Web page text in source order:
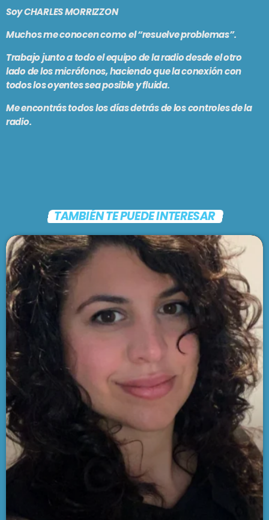
MALLORCA
PODCASTS
TIENDA
EN VIVO AHORA!
60s to 90s
EL TOCADISCOS
9:00 am - 12:00 pm
SE VIENE . . .
PASADO LIVE
12:00 pm - 2:00 pm
2:00 pm - 5:00 pm
Soy CHARLES MORRIZZON
Muchos me conocen como el “resuelve problemas”.
Trabajo junto a todo el equipo de la radio desde el otro
lado de los micrófonos, haciendo que la conexión con
todos los oyentes sea posible y fluida.
Me encontrás todos los días detrás de los controles de la
radio.
TAMBIÉN TE PUEDE INTERESAR